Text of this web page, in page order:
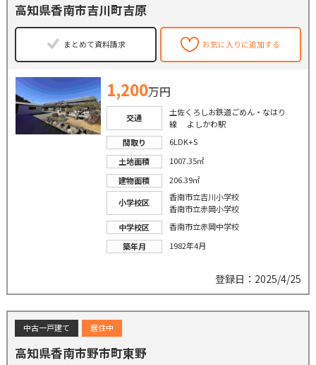
高知県香南市吉川町吉原
まとめて資料請求 お気に入りに追加する
1,200万円
交通
土佐くろしお鉄道ごめん・なはり
線 よしかわ駅
間取り
6LDK+S
土地面積
1007.35㎡
建物面積
206.39㎡
小学校区
香南市立吉川小学校
香南市立赤岡小学校
中学校区
香南市立赤岡中学校
築年月
1982年4月
登録日：2025/4/25
中古一戸建て 居住中
高知県香南市野市町東野